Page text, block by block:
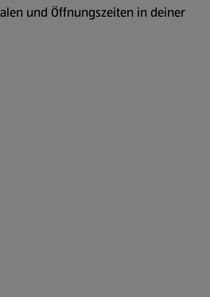
und Öffnungszeiten in deiner